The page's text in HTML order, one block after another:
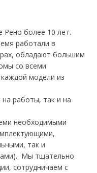
Рено более 10 лет.
работали в
обладают большим
со всеми
модели из
работы, так и на
необходимыми
так и
Мы тщательно
сотрудничаем с